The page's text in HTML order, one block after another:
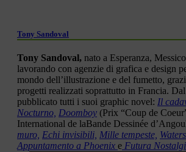
Tony Sandoval
Tony Sandoval, nato a Esperanza,
lavorando con agenzie di grafica e design
mondo dell’illustrazione e del fumetto,
progetti realizzati soprattutto in Francia.
pubblicato tutti i suoi graphic novel: Il
Nocturno, Doomboy (Prix “Coup de
International de laBande Dessinée
muro, Echi invisibili, Mille tempeste,
Appuntamento a Phoenix e Futura